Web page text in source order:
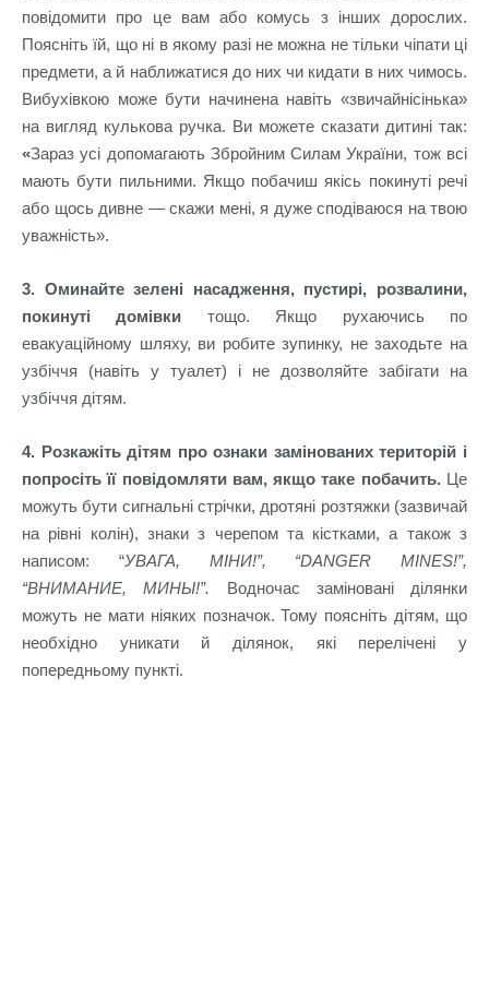
повідомити про це вам або комусь з інших дорослих.
Поясніть їй, що ні в якому разі не можна не тільки чіпати ці
предмети, а й наближатися до них чи кидати в них чимось.
Вибухівкою може бути начинена навіть «звичайнісінька»
на вигляд кулькова ручка. Ви можете сказати дитині так:
«Зараз усі допомагають Збройним Силам України, тож всі
мають бути пильними. Якщо побачиш якісь покинуті речі
або щось дивне —скажи мені, я дуже сподіваюся на твою
уважність».
3. Оминайте зелені насадження, пустирі, розвалини,
покинуті домівки тощо. Якщо рухаючись по
евакуаційному шляху, ви робите зупинку, не заходьте на
узбіччя (навіть у туалет) і не дозволяйте забігати на
узбіччя дітям.
4. Розкажіть дітям про ознаки замінованих територій і
попросіть її повідомляти вам, якщо таке побачить. Це
можуть бути сигнальні стрічки, дротяні розтяжки (зазвичай
на рівні колін), знаки з черепом та кістками, а також з
написом: “УВАГА, МІНИ!”, “DANGER MINES!”,
“ВНИМАНИЕ, МИНЫ!”. Водночас заміновані ділянки
можуть не мати ніяких позначок. Тому поясніть дітям, що
необхідно уникати й ділянок, які перелічені у
попередньому пункті.